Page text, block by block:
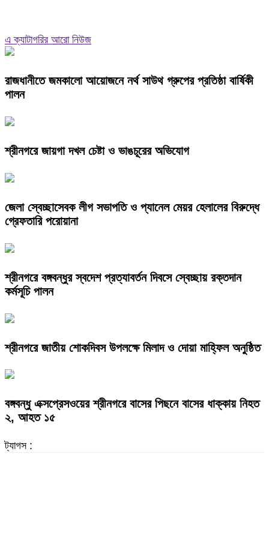
এ ক্যাটাগরির আরো নিউজ
রাজধানীতে জমকালো আয়োজনে নর্থ সাউথ গ্রুপের প্রতিষ্ঠা বার্ষিকী
পালন
শ্রীনগরে জায়গা দখল চেষ্টা ও ভাঙচূরের অভিযোগ
জেলা স্বেচ্ছাসেবক লীগ সভাপতি ও প্যানেল মেয়র হেলালের বিরুদ্ধে
গ্রেফতারি পরোয়ানা
শ্রীনগরে বঙ্গবন্ধুর স্বদেশ প্রত্যাবর্তন দিবসে স্বেচ্ছায় রক্তদান
কর্মসূচি পালন
শ্রীনগরে জাতীয় শোকদিবস উপলক্ষে মিলাদ ও দোয়া মাহ্ফিল অনুষ্ঠিত
বঙ্গবন্ধু এক্সপ্রেসওয়ের শ্রীনগরে বাসের পিছনে বাসের ধাক্কায় নিহত
২, আহত ১৫
ট্যাগস :